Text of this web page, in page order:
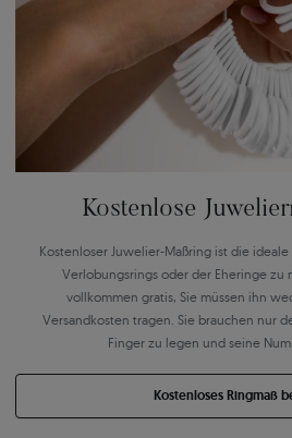
Kostenlose
Kostenloser Juwelier-Maßring ist die
Verlobungsrings oder der Eheringe zu
vollkommen gratis, Sie müssen ihn
Versandkosten tragen. Sie brauchen nur
Finger zu legen und seine
Kostenloses Ringmaß